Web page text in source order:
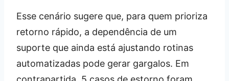
Esse cenário sugere que, para quem prioriza
retorno rápido, a dependência de um
suporte que ainda está ajustando rotinas
automatizadas pode gerar gargalos. Em